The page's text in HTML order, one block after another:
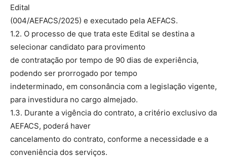
Edital
(004/AEFACS/2025) e executado pela AEFACS.
1.2. O processo de que trata este Edital se destina a
selecionar candidato para provimento
de contratação por tempo de 90 dias de experiência,
podendo ser prorrogado por tempo
indeterminado, em consonância com a legislação vigente,
para investidura no cargo almejado.
1.3. Durante a vigência do contrato, a critério exclusivo da
AEFACS, poderá haver
cancelamento do contrato, conforme a necessidade e a
conveniência dos serviços.